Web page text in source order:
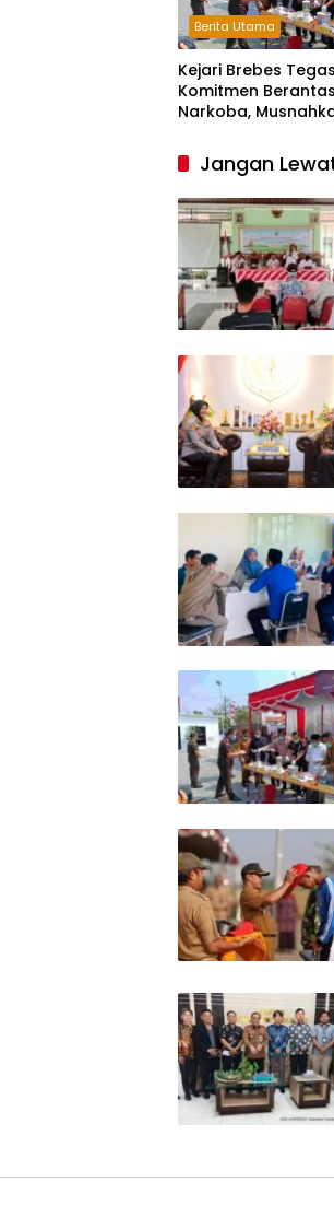
Berita Utama
Kejari Brebes
Komitmen Berantas
Narkoba,
Jangan